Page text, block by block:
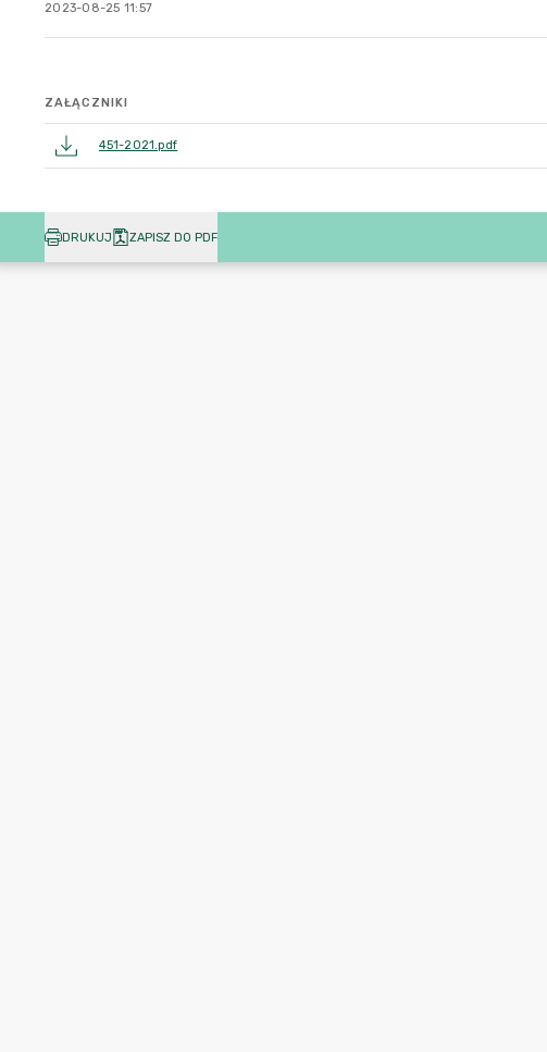
2023-08-25 11:57
ZAŁĄCZNIKI
451-2021.pdf
DRUKUJ ZAPISZ DO PDF